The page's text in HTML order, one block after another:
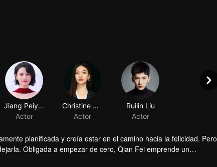
Jiang Peiyao
Actor
Christine Zheng
Actor
Ruilin Liu
Actor
planificada y creía estar en el camino hacia la felicidad. Pero
Obligada a empezar de cero, Qian Fei emprende un
adinerado decidido a hacerse un nombre por su propio